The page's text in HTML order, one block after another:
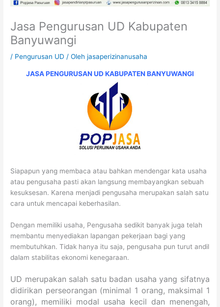
Jasa Pengurusan UD Kabupaten
Banyuwangi
/ Pengurusan UD / Olehjasaperizinanusaha
JASA PENGURUSAN UD KABUPATEN BANYUWANGI
Siapapun yang membaca atau bahkan mendengar kata usaha
atau pengusaha pasti akan langsung membayangkan sebuah
kesuksesan. Karena menjadi pengusaha merupakan salah satu
cara untuk mencapai keberhasilan.
Dengan memiliki usaha, Pengusaha sedikit banyak juga telah
membantu menyediakan lapangan pekerjaan bagi yang
membutuhkan. Tidak hanya itu saja, pengusaha pun turut andil
dalam stabilitas ekonomi kenegaraan.
UD merupakan salah satu badan usaha yang sifatnya
didirikan perseorangan (minimal 1 orang, maksimal 1
orang), memiliki modal usaha kecil dan menengah,